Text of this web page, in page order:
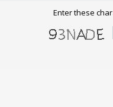
Enter these